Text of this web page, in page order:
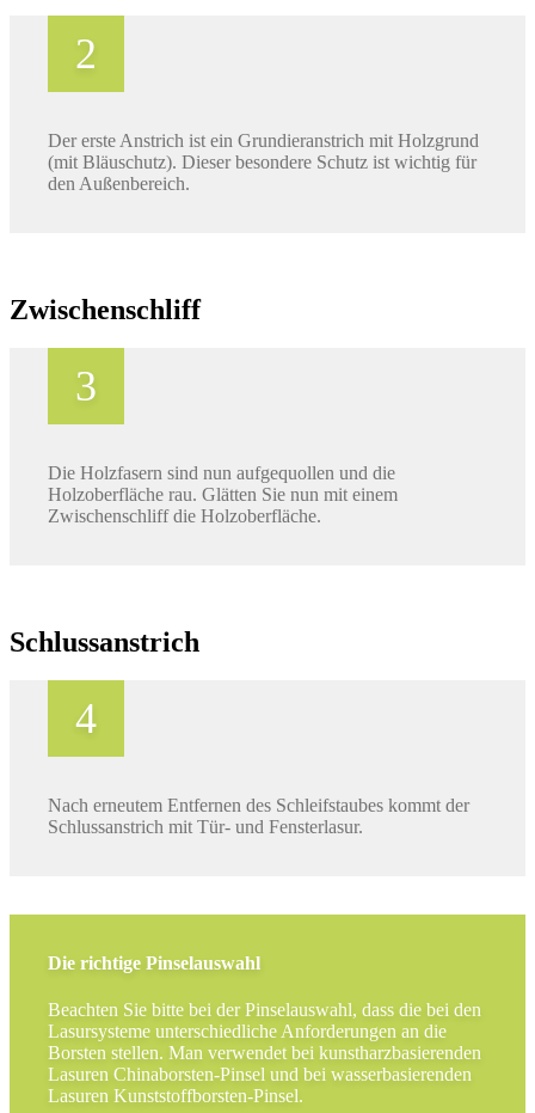
Der erste Anstrich ist ein Grundieranstrich mit Holzgrund
(mit Bläuschutz). Dieser besondere Schutz ist wichtig für
den Außenbereich.
Zwischenschliff
Die Holzfasern sind nun aufgequollen und die
Holzoberfläche rau. Glätten Sie nun mit einem
Zwischenschliff die Holzoberfläche.
Schlussanstrich
Nach erneutem Entfernen des Schleifstaubes kommt der
Schlussanstrich mit Tür- und Fensterlasur.
Die richtige Pinselauswahl
Beachten Sie bitte bei der Pinselauswahl, dass die bei den
Lasursysteme unterschiedliche Anforderungen an die
Borsten stellen. Man verwendet bei kunstharzbasierenden
Lasuren Chinaborsten-Pinsel und bei wasserbasierenden
Lasuren Kunststoffborsten-Pinsel.